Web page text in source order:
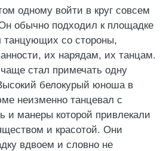
одному войти в круг совсем
обычно подходил к площадке
со стороны,
их нарядам, их танцам.
стал примечать одну
белокурый юноша в
неизменно танцевал с
и манеры которой привлекали
и красотой. Они
вдвоем и словно не